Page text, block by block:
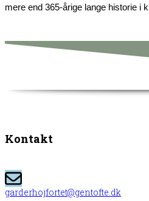
mere end 365-årige lange historie i
Kontakt
garderhojfortet@gentofte.dk